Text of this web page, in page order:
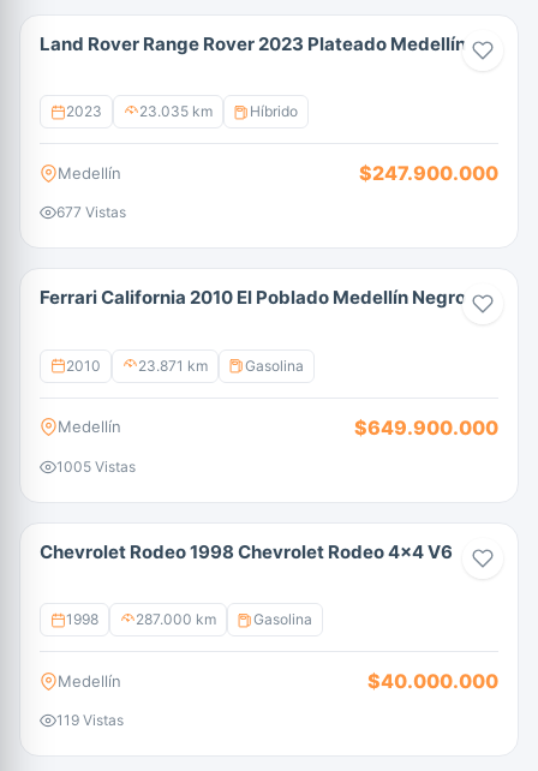
Land Rover Range Rover 2023 Plateado Medellín
2023 23.035 km Híbrido
Medellín $247.900.000
677 Vistas
Ferrari California 2010 El Poblado Medellín Negro
2010 23.871 km Gasolina
Medellín $649.900.000
1005 Vistas
Chevrolet Rodeo 1998 Chevrolet Rodeo 4x4 V6
1998 287.000 km Gasolina
Medellín $40.000.000
119 Vistas